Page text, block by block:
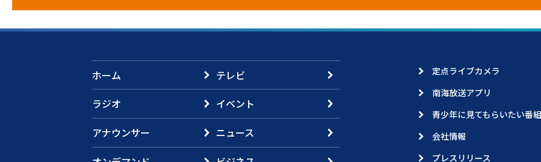
ホーム
テレビ
ラジオ
イベント
アナウンサー
ニュース
定点ライブカメラ
南海放送アプリ
青少年に見てもらいたい番組
会社情報
プレスリリース